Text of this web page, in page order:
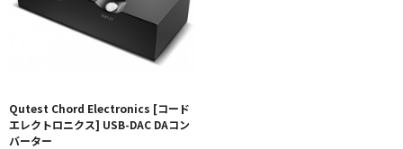
Qutest Chord Electronics [コード
エレクトロニクス] USB-DAC DAコン
バーター